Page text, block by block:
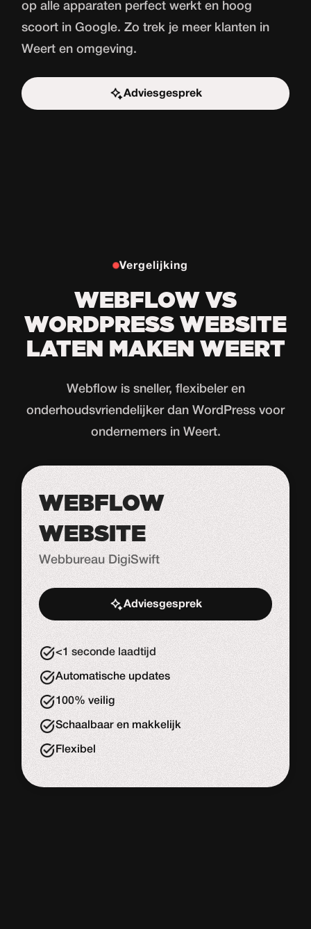
op alle apparaten perfect werkt en hoog
scoort in Google. Zo trek je meer klanten in
Weert en omgeving.
Adviesgesprek
Start de uitdaging
Vergelijking
WEBFLOW VS
WORDPRESS WEBSITE
LATEN MAKEN WEERT
Webflow is sneller, flexibeler en
onderhoudsvriendelijker dan WordPress voor
ondernemers in Weert.
WEBFLOW
WEBSITE
Webbureau DigiSwift
Adviesgesprek
Start de uitdaging
<1 seconde laadtijd
Automatische updates
100% veilig
Schaalbaar en makkelijk
Flexibel